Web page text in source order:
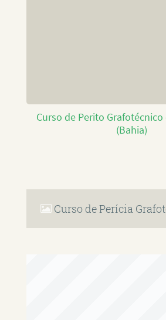
Curso de Perito
(Bahia)
Curso de Perícia